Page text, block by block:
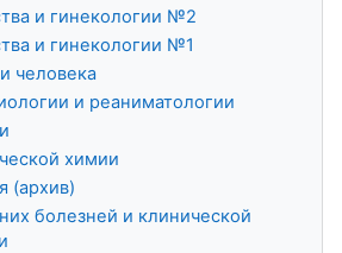
и гинекологии №2
и гинекологии №1
человека
и реаниматологии
химии
(архив)
болезней и клинической